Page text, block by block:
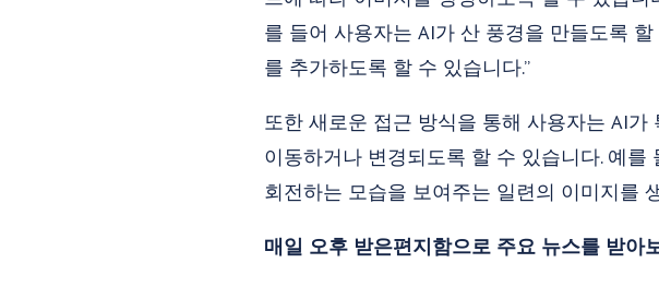
를 들어 사용자는 AI가 산 풍경을 만들도록
를 추가하도록 할 수 있습니다.”
또한 새로운 접근 방식을 통해 사용자는 AI
이동하거나 변경되도록 할 수 있습니다. 예
회전하는 모습을 보여주는 일련의 이미지를
매일 오후 받은편지함으로 주요 뉴스를 받아